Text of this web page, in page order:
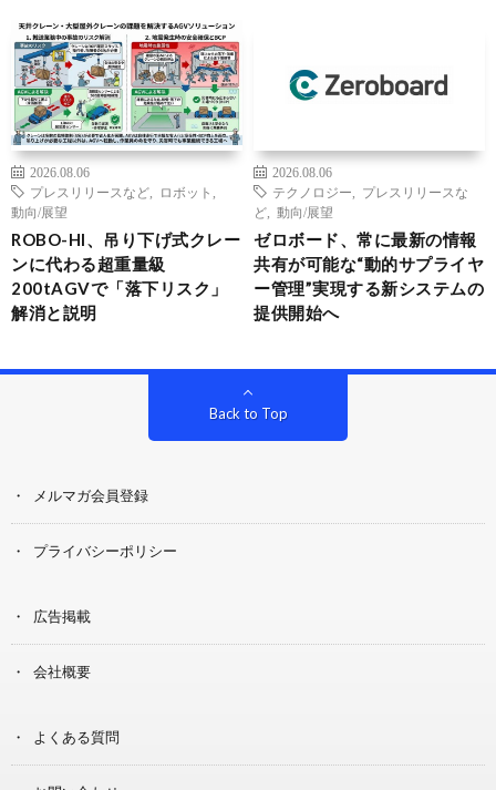
2026.08.06
プレスリリースなど
ロボット
動向/展望
ROBO-HI、吊り下げ式クレー
ンに代わる超重量級
200tAGVで「落下リスク」
解消と説明
2026.08.06
テクノロジー
プレスリリースな
ど
動向/展望
ゼロボード、常に最新の情報
共有が可能な“動的サプライヤ
ー管理”実現する新システムの
提供開始へ
Back to Top
メルマガ会員登録
プライバシーポリシー
広告掲載
会社概要
よくある質問